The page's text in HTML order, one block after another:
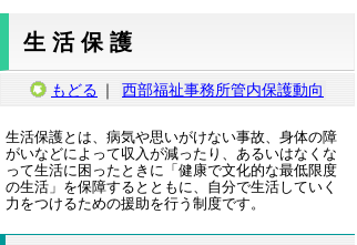
生活保護
もどる ｜ 西部福祉事務所管内保護動向
生活保護とは、病気や思いがけない事故、身体の障
がいなどによって収入が減ったり、あるいはなくな
って生活に困ったときに「健康で文化的な最低限度
の生活」を保障するとともに、自分で生活していく
力をつけるための援助を行う制度です。